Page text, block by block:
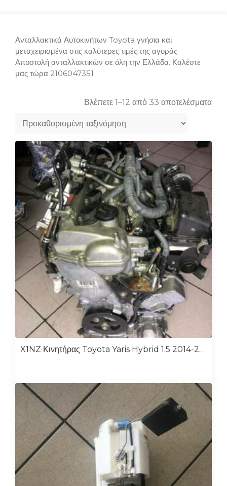
Ανταλλακτικά Αυτοκινήτων Toyota γνήσια και
μεταχειρισμένα στις καλύτερες τιμές της αγοράς.
Αποστολή ανταλλακτικών σε όλη την Ελλάδα. Καλέστε
μας τώρα 2106047351
Βλέπετε 1–12 από 33 αποτελέσματα
X1NZ Κινητήρας Toyota Yaris Hybrid 1.5 2014-2016